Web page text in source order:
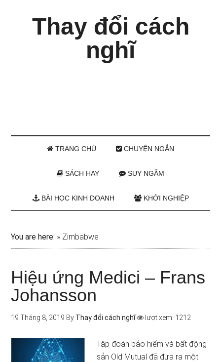
Thay đổi cách
nghĩ
TRANG CHỦ CHUYỆN NGẮN
SÁCH HAY SUY NGẪM
BÀI HỌC KINH DOANH KHỞI NGHIỆP
You are here: » Zimbabwe
Hiệu ứng Medici – Frans
Johansson
19 Tháng 8, 2019 By Thay đổi cách nghĩ lượt xem: 1212
Tập đoàn bảo hiểm và bất động
sản Old Mutual đã đưa ra một